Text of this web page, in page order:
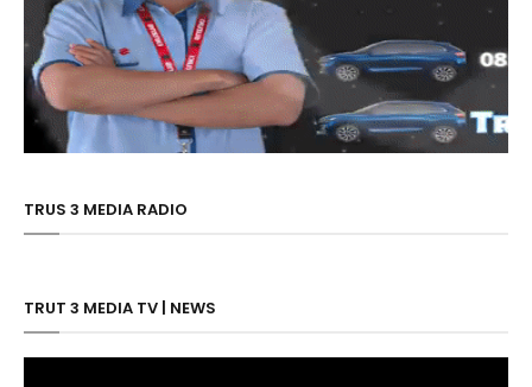
TRUS 3 MEDIA RADIO
TRUT 3 MEDIA TV | NEWS